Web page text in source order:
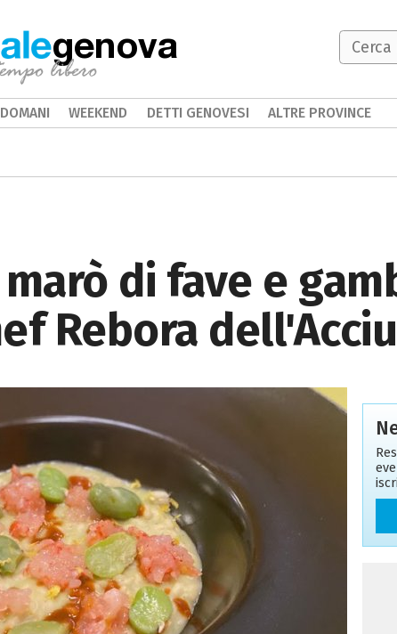
di fave e
Rebora
genova
DOMANI WEEKEND DETTI GENOVESI ALTRE PROVINCE